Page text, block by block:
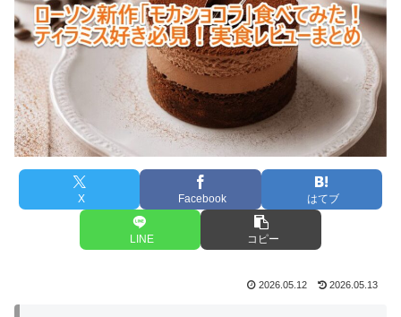
X Facebook はてブ
LINE コピー
2026.05.12 2026.05.13